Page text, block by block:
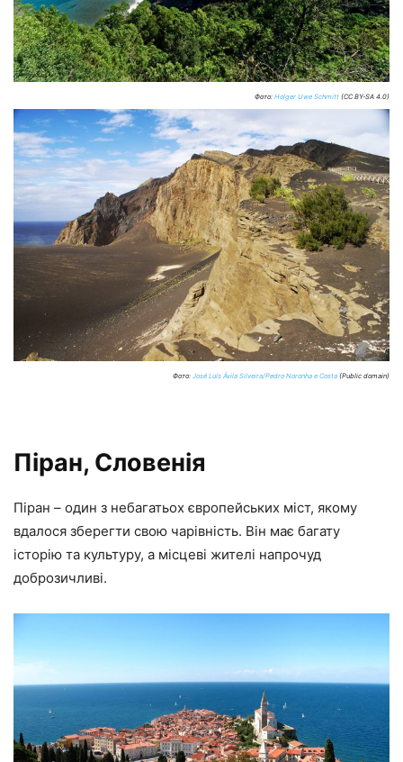
Фото: Holger Uwe Schmitt (CC BY-SA 4.0)
Фото: José Luís Ávila Silveira/Pedro Noronha e Costa (Public domain)
Піран, Словенія
Піран – один з небагатьох європейських міст, якому
вдалося зберегти свою чарівність. Він має багату
історію та культуру, а місцеві жителі напрочуд
доброзичливі.